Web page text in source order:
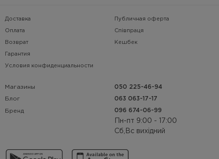
Доставка
Оплата
Возврат
Гарантия
Условия конфиденциальности
Публичная оферта
Співпраця
Кешбек
Магазины
Блог
Бренд
050 225-46-94
063 063-17-17
096 674-06-99
Пн-пт 9:00 - 17:00
Сб,Вс вихідний